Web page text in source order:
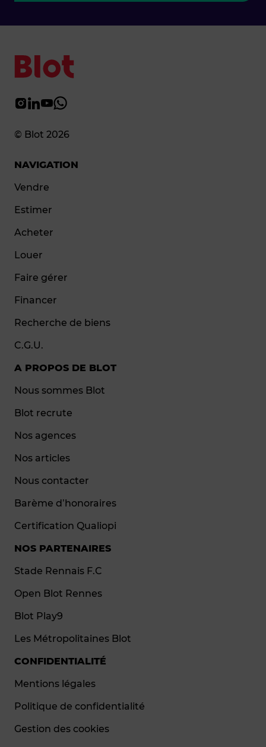
© Blot 2026
NAVIGATION
Vendre
Estimer
Acheter
Louer
Faire gérer
Financer
Recherche de biens
C.G.U.
A PROPOS DE BLOT
Nous sommes Blot
Blot recrute
Nos agences
Nos articles
Nous contacter
Barème d’honoraires
Certification Qualiopi
NOS PARTENAIRES
Stade Rennais F.C
Open Blot Rennes
Blot Play9
Les Métropolitaines Blot
CONFIDENTIALITÉ
Mentions légales
Politique de confidentialité
Gestion des cookies